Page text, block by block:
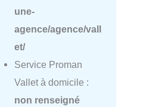
une-
agence/agence/vall
et/
Service Proman
Vallet à domicile :
non renseigné